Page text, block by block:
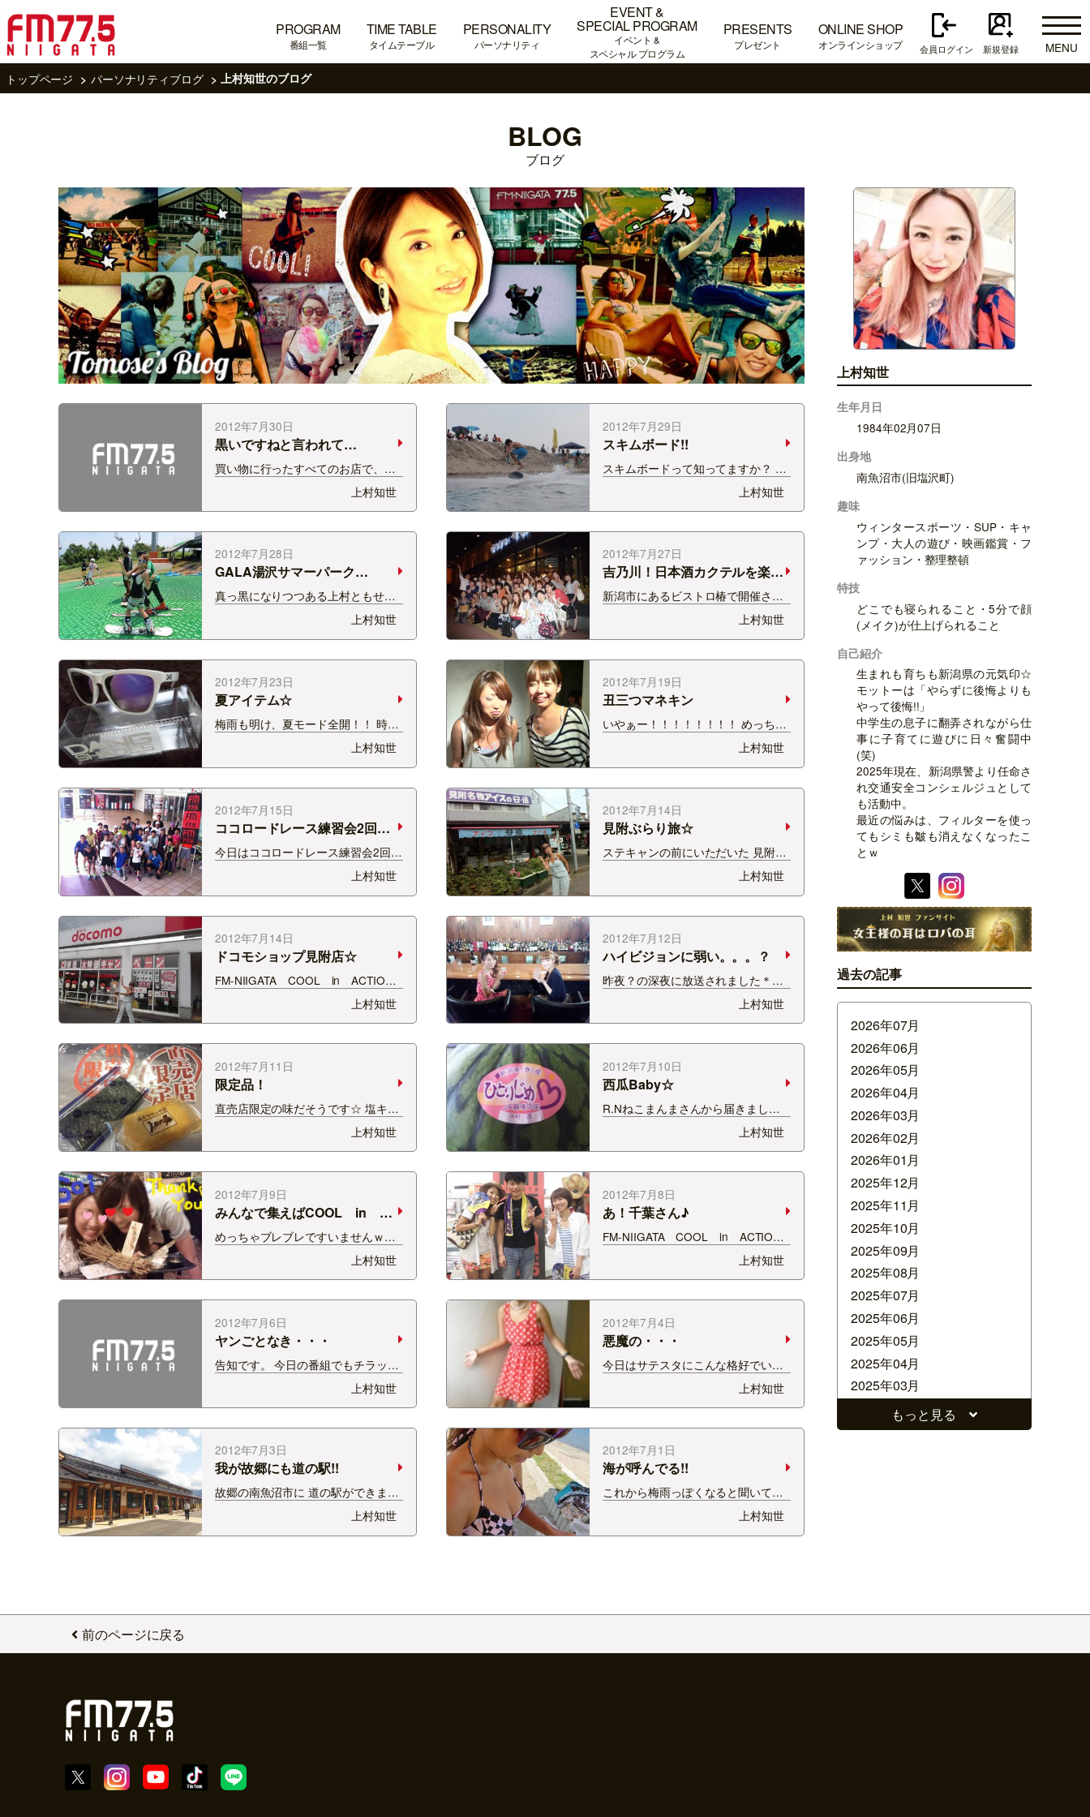
PROGRAM
番組一覧
TIME TABLE
タイムテーブル
PERSONALITY
パーソナリティ
EVENT &
SPECIAL PROGRAM
イベント &
スペシャル プログラム
PRESENTS
プレゼント
ONLINE SHOP
オンラインショップ 会員ログイン 新規登録
MENU
トップページ
パーソナリティブログ 上村知世のブログ
BLOG
ブログ
2012年7月30日
黒いですねと言われて…
買い物に行ったすべてのお店で、
「すんごいいい色にやけてますねー!!
今日来た人の中で1番黒いです!」
と言われるほどになりました。 夏っ
ぽいということで、、、 許してくだ
さい！！！！ｗｗｗ
上村知世
2012年7月29日
スキムボード!!
スキムボードって知ってますか？ 浜
辺からボードを持って走り、 押し寄
せた波をめがけて波にあてこむスポ
ーツ、 浪打ち際でやるサーフィン？
とでもいいましょうか。 ムラサキス
ポーツ主催で このスキムボードの大
会が開催されていた…
上村知世
2012年7月28日
GALA湯沢サマーパーク
OPEN☆
真っ黒になりつつある上村ともせ、
冬はスノーボードに夢中です☆ そん
な横ノリな私にうれしい施設が!!
GALA湯沢サマーパークがOPENしま
した♪ 人工マットがあって、 スキ
ー、スノーボードが楽しめるんです!!
すごいん…
上村知世
2012年7月27日
吉乃川！日本酒カクテルを楽し
む会☆
新潟市にあるビストロ椿で開催され
た 上村ともせと楽しむ日本酒カクテ
ルの夜♪ 30名の女子が集合し、 おい
しい日本酒カクテルをたくさんいた
だきましたｗ もちろん、吉乃川の峰
政さんも登場♪ カクテルのための日
本酒 基酒の紹介…
上村知世
2012年7月23日
夏アイテム☆
梅雨も明け、夏モード全開！！ 時間
があれば海にいたい！！ そんな私、
着々と夏アイテムをGETしています
ｗ 今シーズンはミラーレンズに惹か
れるんですよね☆ チャラい感じが浮
かれ気分を倍増させてくれる♪ すで
にシーズン前にV…
上村知世
2012年7月19日
丑三つマネキン
いやぁー！！！！！！！！ めっちゃ
こわかったぁー！！！！！！ 今週末
から旧大和で開催される 「丑三つマ
ネキン」 取材で？行ってきました
＊。＊ SOUND SPLASH(金)アシス
タントの白岩ましろ、 ましろってぃ
とともに…
上村知世
2012年7月15日
ココロードレース練習会2回目
☆
今日はココロードレース練習会2回目
☆ びっくりするぐらいの雨にも負け
ず、 こんなにたくさんの方が参加し
てくれました＾−＾ みなさん、すご
いです!! ありがとうございます!! 今
回は、ミズノランニングクラブのコ
ーチが、 シ…
上村知世
2012年7月14日
見附ぶらり旅☆
ステキャンの前にいただいた 見附う
まいもの情報をもとに行ってきまし
た☆ ステキャン終了後、 スタッフA
とともに見附ぶらり旅ｗ まずは、谷
信菓子店さん☆ アイスがうましだと
のこと!! 色んな味がありました＾−＾
季節ものと…
上村知世
2012年7月14日
ドコモショップ見附店☆
FM-NIIGATA COOL in ACTION
ステッカーキャンペーン!! ドコモシ
ョップ見附店さんで行いました＾−＾
3連休にも関わらず 遊びにきてくだ
さったみなさん!! 本当にありがとう
ございました☆☆☆ 温かい方…
上村知世
2012年7月12日
ハイビジョンに弱い。。。？
昨夜？の深夜に放送されました＊＾
−＾＊ 酔いどれな私、最近テレビに
出させてもらってます。。。すいま
せん。。。 UXで３夜連続O.A♪ 良か
ったらみてみてくださいｗ そして、
私と一緒にお酒を楽しむ女子会も開
催決定!! ７月…
上村知世
2012年7月11日
限定品！
直売店限定の味だそうです☆ 塩キャ
ラメル味、そして味海苔風せんべい!!
R.Nぺっこりーなカップルがいただ
きました♪ Thank You☆ 煎餅大好
き〜＾−＾ｖ いつか ともせんべ
い を作りたい!!ｗ
上村知世
2012年7月10日
西瓜Baby☆
R.Nねこまんまさんから届きました
☆ ありがとうございます＾−＾ 甘く
て超おいしかったです〜♪ みんなで
おいしくいただきました!! 杏ちゃん
が 「腕白すぎるｗ」って言って撮っ
てくれましたｗ
上村知世
2012年7月9日
みんなで集えばCOOL in
Action☆
めっちゃブレブレですいませんｗｗ
ｗ クリジャミにも出演してくれたお
店soiでの1枚☆ YK３５と一緒に酔い
どれエンジェルしてきましたｗ 豚の
ジェームスめっちゃおいしかったぁ
ー!! うにのパスタとか、バーニャカ
ウダーとか、…
上村知世
2012年7月8日
あ！千葉さん♪
FM-NIIGATA COOL in ACTION
開催中☆ 各番組でも夏のキャンペー
ンがスタート♪ うちわのプレゼント
もやってます！ そして、恒例のステ
キャンもスタート！ 今回私は担当で
はありませんでしたが、 FM-NI…
上村知世
2012年7月6日
ヤンごとなき・・・
告知です。 今日の番組でもチラッと
ふれましたが、 金曜日深夜1時25分
からUXで放送中。 「ヤンごとな
き!」 FM-NIIGATAでも大スターのヤ
ンさんが 司会を務めています!! その
番組の今日放送の回に、 私、上村と
も…
上村知世
2012年7月4日
悪魔の・・・
今日はサテスタにこんな格好でいま
した。 クリクリからはミニーちゃん
のコスプレと言われました。 赤でド
ットだと大概そういわれますｗ 本社
に戻り、ぶぅぶぅ愚痴を言っていた
ら、 スタッフから一言。 「悪いミニ
ーちゃんがいるｗ、…
上村知世
2012年7月3日
我が故郷にも道の駅!!
故郷の南魚沼市に 道の駅ができまし
た☆☆☆ なんかうれしい＊＾−＾＊
プレOPEN中でした! あんぼを買って
帰ってきましたよ♪
上村知世
2012年7月1日
海が呼んでる!!
これから梅雨っぽくなると聞いて、
土曜日は海に行ってきました☆☆☆
BBQ ＠ バリコビーチ まさかの突
風でタープを飛ばされるというハプ
上村知世
上村知世
生年月日
1984年02月07日
出身地
南魚沼市(旧塩沢町)
趣味
ウィンタースポーツ・SUP・キャ
ンプ・大人の遊び・映画鑑賞・フ
ァッション・整理整頓
特技
どこでも寝られること・5分で顔
(メイク)が仕上げられること
自己紹介
生まれも育ちも新潟県の元気印☆
モットーは「やらずに後悔よりも
やって後悔!!」
中学生の息子に翻弄されながら仕
事に子育てに遊びに日々奮闘中
(笑)
2025年現在、新潟県警より任命さ
れ交通安全コンシェルジュとして
も活動中。
最近の悩みは、フィルターを使っ
てもシミも皺も消えなくなったこ
とｗ
過去の記事
2026年07月
2026年06月
2026年05月
2026年04月
2026年03月
2026年02月
2026年01月
2025年12月
2025年11月
2025年10月
2025年09月
2025年08月
2025年07月
2025年06月
2025年05月
2025年04月
2025年03月
2025年02月
2025年01月
2024年05月
2024年03月
もっと見る
前のページに戻る